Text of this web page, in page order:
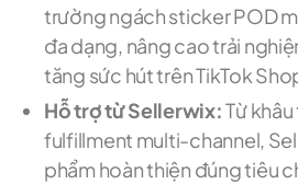
trường ngách sticker POD
đa dạng, nâng cao trải
tăng sức hút trên TikTok
Hỗ trợ từ Sellerwix:Từ
fulfillment multi-channel,
phẩm hoàn thiện đúng tiêu